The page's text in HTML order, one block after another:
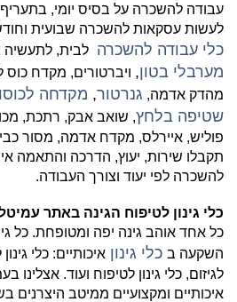
עבודה להשכרה על בסיס יומי,
לעשות עסקאות להשכרה שבועית
כלי עבודה להשכרה לבית, לתעשיה
מערבלי בטון, ויברטורים, מקדח כוס
מהדק אדמה, גנרטור, מקדחה
שטיפה בלחץ, שואב אבק, רתכת,
פוליש, איירלס, מקדח אדמה, מסור
תקבלו שירות, יעוץ, הדרכה והתאמה
להשכרה לפי יעוד וצורך העבודה.
כלי גינון לטיפוח הגינה באתר
כל אחד אוהב גינה יפה ומטופחת. כל
השקעה ב כלי גינון איכותיים: כלי
לגיזום, כלי גינון לטיפוח ועוד. אצלינו
איכותיים ומקצועיים ממיטב היצרנים